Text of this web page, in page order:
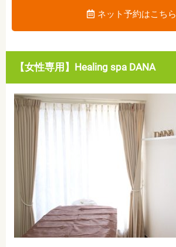
ネット予約はこちら
【女性専用】Healing spa DANA